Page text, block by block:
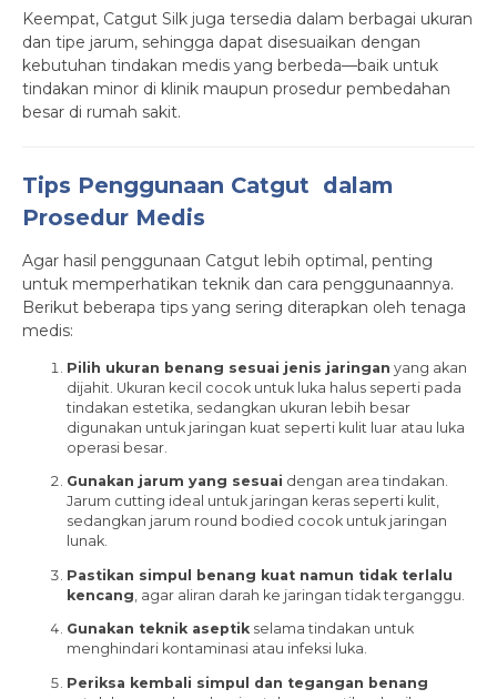
Keempat, Catgut Silk juga tersedia dalam berbagai ukuran
dan tipe jarum, sehingga dapat disesuaikan dengan
kebutuhan tindakan medis yang berbeda—baik untuk
tindakan minor di klinik maupun prosedur pembedahan
besar di rumah sakit.
Tips Penggunaan Catgut dalam
Prosedur Medis
Agar hasil penggunaan Catgut lebih optimal, penting
untuk memperhatikan teknik dan cara penggunaannya.
Berikut beberapa tips yang sering diterapkan oleh tenaga
medis:
Pilih ukuran benang sesuai jenis jaringan yang akan
dijahit. Ukuran kecil cocok untuk luka halus seperti pada
tindakan estetika, sedangkan ukuran lebih besar
digunakan untuk jaringan kuat seperti kulit luar atau luka
operasi besar.
Gunakan jarum yang sesuai dengan area tindakan.
Jarum cutting ideal untuk jaringan keras seperti kulit,
sedangkan jarum round bodied cocok untuk jaringan
lunak.
Pastikan simpul benang kuat namun tidak terlalu
kencang , agar aliran darah ke jaringan tidak terganggu.
Gunakan teknik aseptikselama tindakan untuk
menghindari kontaminasi atau infeksi luka.
Periksa kembali simpul dan tegangan benang